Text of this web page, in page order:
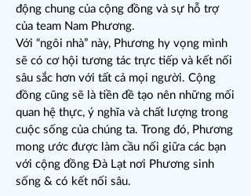
động chung của cộng đồng và sự hỗ trợ
của team Nam Phương.
Với “ngôi nhà” này, Phương hy vọng mình
sẽ có cơ hội tương tác trực tiếp và kết nối
sâu sắc hơn với tất cả mọi người. Cộng
đồng cũng sẽ là tiền đề tạo nên những mối
quan hệ thực, ý nghĩa và chất lượng trong
cuộc sống của chúng ta. Trong đó, Phương
mong ước được làm cầu nối giữa các bạn
với cộng đồng Đà Lạt nơi Phương sinh
sống & có kết nối sâu.